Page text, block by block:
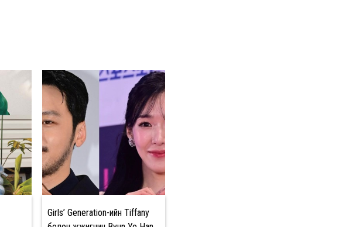
Girls’ Generation-ийн Tiffany